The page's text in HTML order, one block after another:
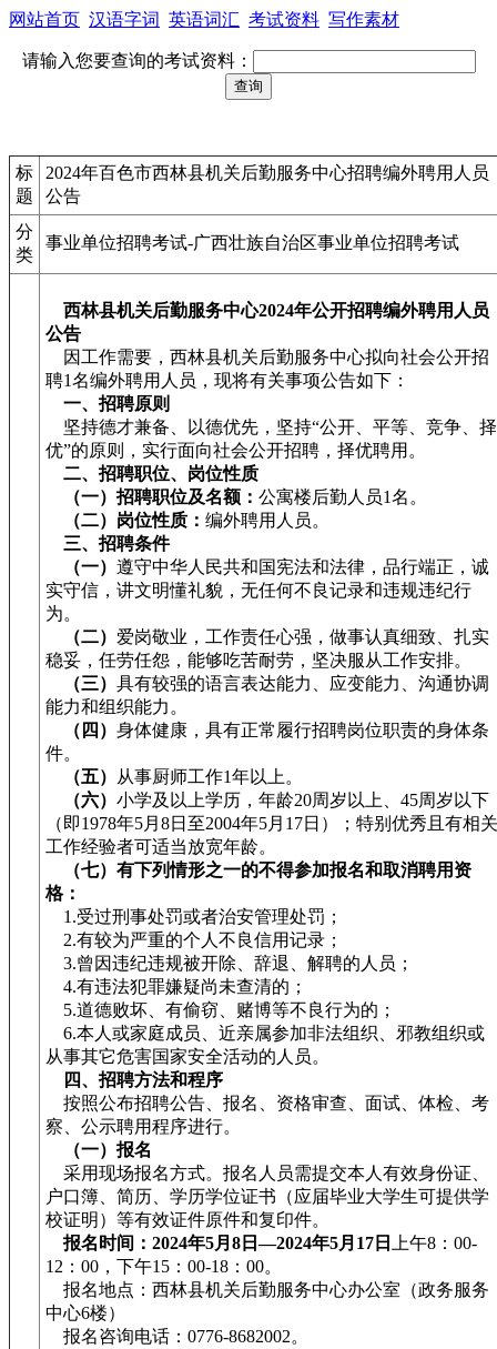
网站首页 汉语字词 英语词汇 考试资料 写作素材
请输入您要查询的考试资料：
标
题
2024年百色市西林县机关后勤服务中心招聘编外聘用人员
公告
分
类
事业单位招聘考试-广西壮族自治区事业单位招聘考试
西林县机关后勤服务中心2024年公开招聘编外聘用人员
公告
因工作需要，西林县机关后勤服务中心拟向社会公开招
聘1名编外聘用人员，现将有关事项公告如下：
一、招聘原则
坚持德才兼备、以德优先，坚持“公开、平等、竞争、择
优”的原则，实行面向社会公开招聘，择优聘用。
二、招聘职位、岗位性质
（一）招聘职位及名额： 公寓楼后勤人员1名。
（二）岗位性质： 编外聘用人员。
三、招聘条件
（一） 遵守中华人民共和国宪法和法律，品行端正，诚
实守信，讲文明懂礼貌，无任何不良记录和违规违纪行
为。
（二） 爱岗敬业，工作责任心强，做事认真细致、扎实
稳妥，任劳任怨，能够吃苦耐劳，坚决服从工作安排。
（三） 具有较强的语言表达能力、应变能力、沟通协调
能力和组织能力。
（四） 身体健康，具有正常履行招聘岗位职责的身体条
件。
（五）
从事厨师工作1年以上。
（六） 小学及以上学历，年龄20周岁以上、45周岁以下
（即1978年5月8日至2004年5月17日）；特别优秀且有相关
工作经验者可适当放宽年龄。
（七）有下列情形之一的不得参加报名和取消聘用资
格：
1.受过刑事处罚或者治安管理处罚；
2.有较为严重的个人不良信用记录；
3.曾因违纪违规被开除、辞退、解聘的人员；
4.有违法犯罪嫌疑尚未查清的；
5.道德败坏、有偷窃、赌博等不良行为的；
6.本人或家庭成员、近亲属参加非法组织、邪教组织或
从事其它危害国家安全活动的人员。
四、招聘方法和程序
按照公布招聘公告、报名、资格审查、面试、体检、考
察、公示聘用程序进行。
（一）报名
采用现场报名方式。报名人员需提交本人有效身份证、
户口簿、简历、学历学位证书（应届毕业大学生可提供学
校证明）等有效证件原件和复印件。
报名时间：2024年5月8日—2024年5月17日
上午8：00-
12：00，下午15：00-18：00。
报名地点：西林县机关后勤服务中心办公室（政务服务
中心6楼）
报名咨询电话：0776-8682002。